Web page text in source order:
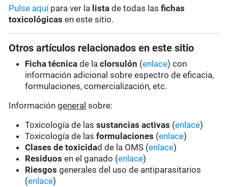
Pulse aquípara ver la lista de todas lasfichas
toxicológicas en este sitio.
Otros artículos relacionados en este sitio
Ficha técnica de laclorsulón (enlace) con
información adicional sobre espectro de eficacia,
formulaciones, comercialización, etc.
Informacióngeneral sobre:
Toxicología de lassustancias activas (enlace)
Toxicología de lasformulaciones (enlace)
Clases de toxicidad de la OMS (enlace)
Residuos en el ganado (enlace)
Riesgos generales del uso de antiparasitarios
(enlace)